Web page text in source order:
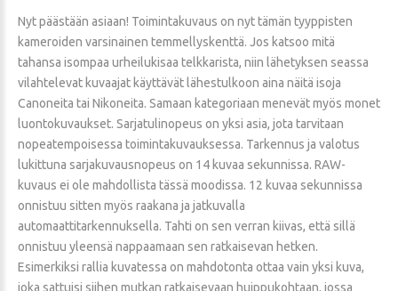
Nyt päästään asiaan! Toimintakuvaus on nyt tämän tyyppisten
kameroiden varsinainen temmellyskenttä. Jos katsoo mitä
tahansa isompaa urheilukisaa telkkarista, niin lähetyksen seassa
vilahtelevat kuvaajat käyttävät lähestulkoon aina näitä isoja
Canoneita tai Nikoneita. Samaan kategoriaan menevät myös monet
luontokuvaukset. Sarjatulinopeus on yksi asia, jota tarvitaan
nopeatempoisessa toimintakuvauksessa. Tarkennus ja valotus
lukittuna sarjakuvausnopeus on 14 kuvaa sekunnissa. RAW-
kuvaus ei ole mahdollista tässä moodissa. 12 kuvaa sekunnissa
onnistuu sitten myös raakana ja jatkuvalla
automaattitarkennuksella. Tahti on sen verran kiivas, että sillä
onnistuu yleensä nappaamaan sen ratkaisevan hetken.
Esimerkiksi rallia kuvatessa on mahdotonta ottaa vain yksi kuva,
joka sattuisi siihen mutkan ratkaisevaan huippukohtaan, jossa